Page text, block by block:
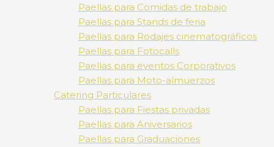
Paellas para Comidas de trabajo
Paellas para Stands de feria
Paellas para Rodajes cinematográficos
Paellas para Fotocalls
Paellas para eventos Corporativos
Paellas para Moto-almuerzos
Catering Particulares
Paellas para Fiestas privadas
Paellas para Aniversarios
Paellas para Graduaciones